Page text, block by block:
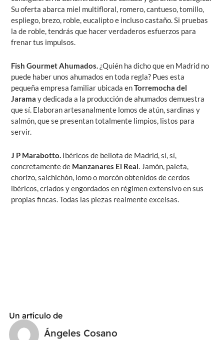
Su oferta abarca miel multifloral, romero, cantueso, tomillo,
espliego, brezo, roble, eucalipto e incluso castaño. Si pruebas
la de roble, tendrás que hacer verdaderos esfuerzos para
frenar tus impulsos.
Fish Gourmet Ahumados. ¿Quién ha dicho que en Madrid no
puede haber unos ahumados en toda regla? Pues esta
pequeña empresa familiar ubicada enTorremocha del
Jarama y dedicada a la producción de ahumados demuestra
que sí. Elaboran artesanalmente lomos de atún, sardinas y
salmón, que se presentan totalmente limpios, listos para
servir.
J P Marabotto. Ibéricos de bellota de Madrid, sí, sí,
concretamente de Manzanares El Real. Jamón, paleta,
chorizo, salchichón, lomo o morcón obtenidos de cerdos
ibéricos, criados y engordados en régimen extensivo en sus
propias fincas. Todas las piezas realmente excelsas.
Un artículo de
Ángeles Cosano